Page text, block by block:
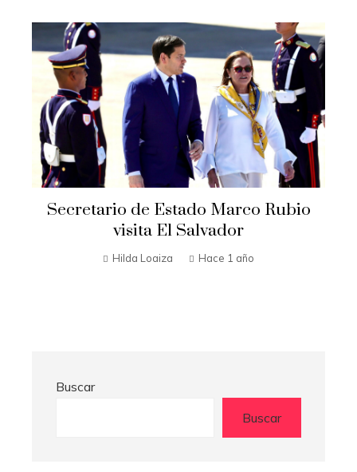
Secretario de Estado Marco Rubio
visita El Salvador
Hilda Loaiza Hace 1 año
Buscar
Buscar